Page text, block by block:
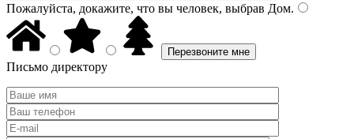
Пожалуйста, докажите, что вы человек, выбрав Дом.
Письмо директору